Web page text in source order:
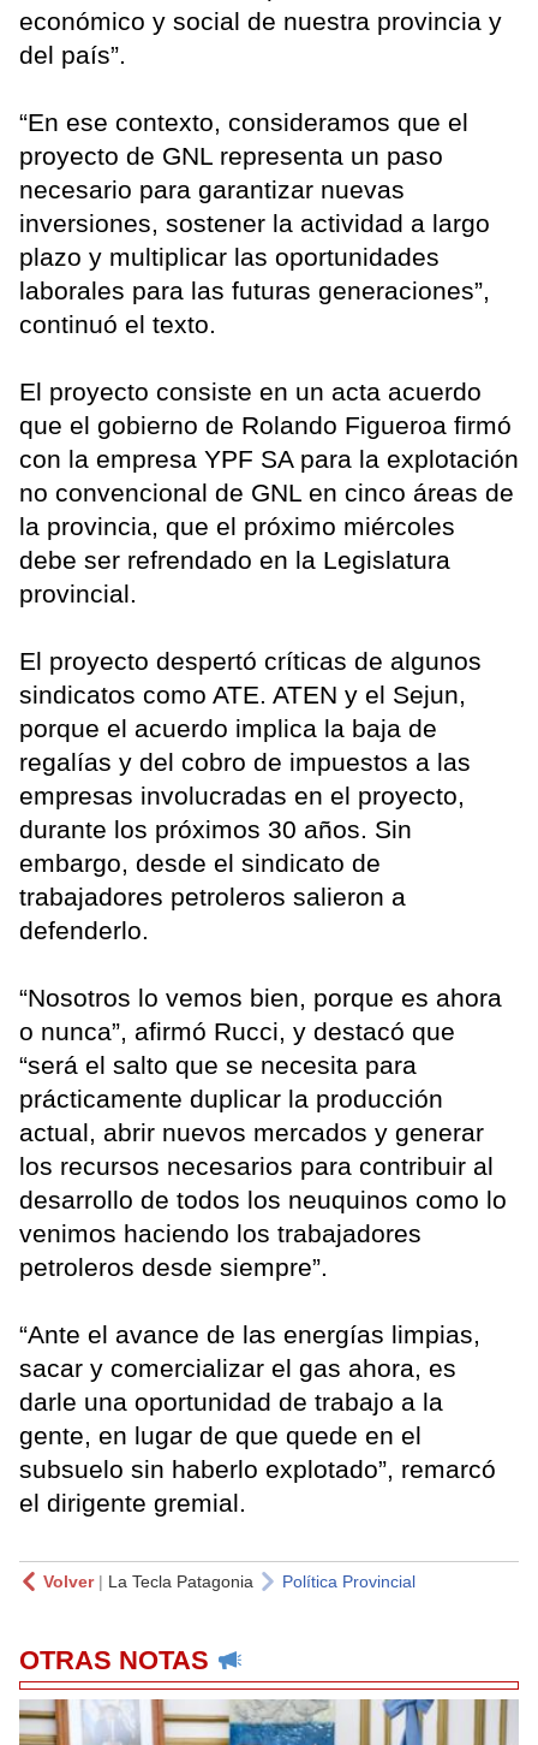
económico y social de nuestra provincia y
del país”.
“En ese contexto, consideramos que el
proyecto de GNL representa un paso
necesario para garantizar nuevas
inversiones, sostener la actividad a largo
plazo y multiplicar las oportunidades
laborales para las futuras generaciones”,
continuó el texto.
El proyecto consiste en un acta acuerdo
que el gobierno de Rolando Figueroa firmó
con la empresa YPF SA para la explotación
no convencional de GNL en cinco áreas de
la provincia, que el próximo miércoles
debe ser refrendado en la Legislatura
provincial.
El proyecto despertó críticas de algunos
sindicatos como ATE. ATEN y el Sejun,
porque el acuerdo implica la baja de
regalías y del cobro de impuestos a las
empresas involucradas en el proyecto,
durante los próximos 30 años. Sin
embargo, desde el sindicato de
trabajadores petroleros salieron a
defenderlo.
“Nosotros lo vemos bien, porque es ahora
o nunca”, afirmó Rucci, y destacó que
“será el salto que se necesita para
prácticamente duplicar la producción
actual, abrir nuevos mercados y generar
los recursos necesarios para contribuir al
desarrollo de todos los neuquinos como lo
venimos haciendo los trabajadores
petroleros desde siempre”.
“Ante el avance de las energías limpias,
sacar y comercializar el gas ahora, es
darle una oportunidad de trabajo a la
gente, en lugar de que quede en el
subsuelo sin haberlo explotado”, remarcó
el dirigente gremial.
Volver| La Tecla Patagonia Política Provincial
OTRAS NOTAS